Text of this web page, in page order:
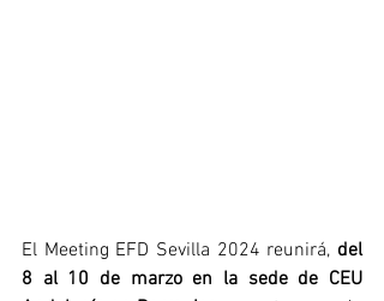
El Meeting EFD Sevilla 2024 reunirá, del
8 al 10 de marzo en la sede de CEU